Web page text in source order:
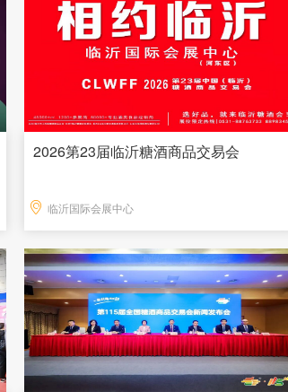
2026第23届临沂糖酒商品交易会
临沂国际会展中心